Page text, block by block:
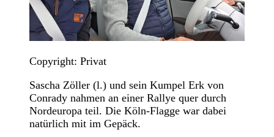
Copyright: Privat
Sascha Zöller (l.) und sein Kumpel Erk von
Conrady nahmen an einer Rallye quer durch
Nordeuropa teil. Die Köln-Flagge war dabei
natürlich mit im Gepäck.